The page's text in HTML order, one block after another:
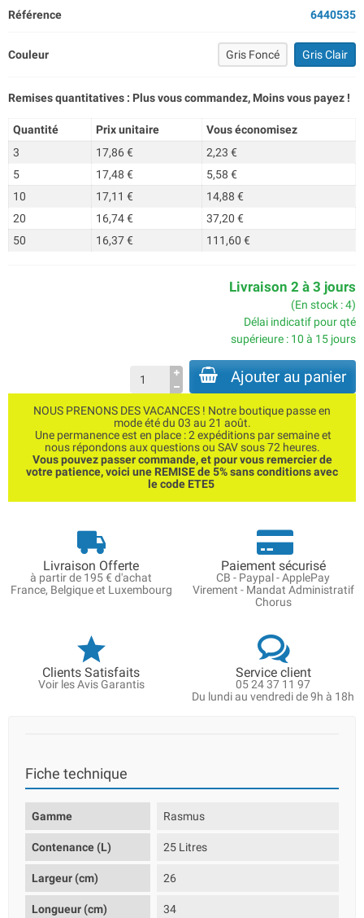
Référence 6440535
Couleur Gris Foncé Gris Clair
Remises quantitatives : Plus vous commandez, Moins vous payez !
Quantité Prix unitaire
Vous économisez
3
17,86 €
2,23 €
5
17,48 €
5,58 €
10
17,11 €
14,88 €
20
16,74 €
37,20 €
50
16,37 € 111,60 €
Livraison 2 à 3 jours
(En stock : 4)
Délai indicatif pour qté
supérieure : 10 à 15 jours
Ajouter au panier
NOUS PRENONS DES VACANCES ! Notre boutique passe en
mode été du 03 au 21 août.
Une permanence est en place : 2 expéditions par semaine et
nous répondons aux questions ou SAV sous 72 heures.
Vous pouvez passer commande, et pour vous remercier de
votre patience, voici une REMISE de 5% sans conditions avec
le code ETE5
Livraison Offerte
à partir de 195 € d'achat
France, Belgique et Luxembourg
Paiement sécurisé
CB - Paypal - ApplePay
Virement - Mandat Administratif
Chorus
Clients Satisfaits
Voir les Avis Garantis
Service client
05 24 37 11 97
Du lundi au vendredi de 9h à 18h
Fiche technique
Gamme Rasmus
Contenance (L) 25 Litres
Largeur (cm) 26
Longueur (cm) 34